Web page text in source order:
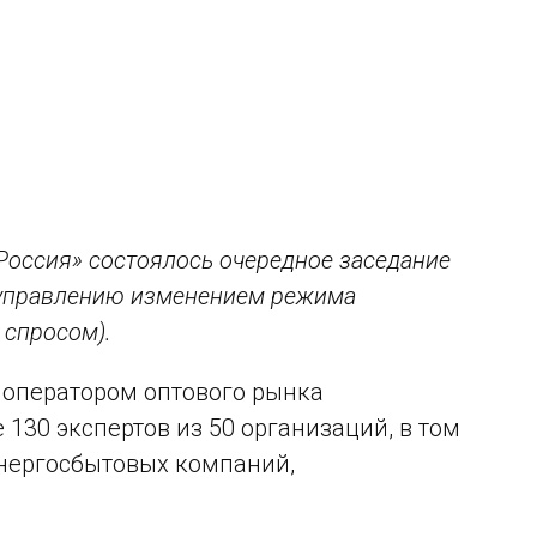
состоялось очередное заседание
изменением режима
оптового рынка
экспертов из 50 организаций, в том
компаний,